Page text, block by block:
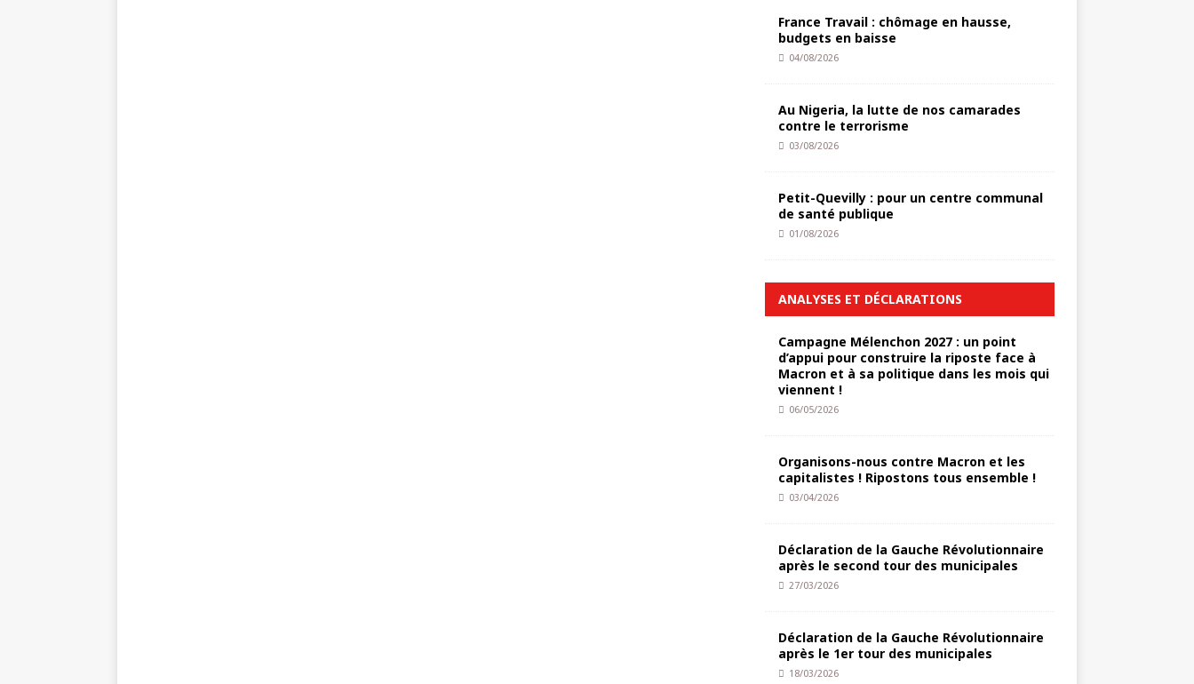
France Travail : chômage en hausse,
budgets en baisse
04/08/2026
Au Nigeria, la lutte de nos camarades
contre le terrorisme
03/08/2026
Petit-Quevilly : pour un centre communal
de santé publique
01/08/2026
ANALYSES ET DÉCLARATIONS
Campagne Mélenchon 2027 : un point
d’appui pour construire la riposte face à
Macron et à sa politique dans les mois qui
viennent !
06/05/2026
Organisons-nous contre Macron et les
capitalistes ! Ripostons tous ensemble !
03/04/2026
Déclaration de la Gauche Révolutionnaire
après le second tour des municipales
27/03/2026
Déclaration de la Gauche Révolutionnaire
après le 1er tour des municipales
18/03/2026